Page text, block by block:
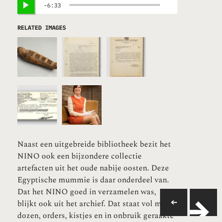
6:33
RELATED IMAGES
Naast een uitgebreide bibliotheek bezit het
NINO ook een bijzondere collectie
artefacten uit het oude nabije oosten. Deze
Egyptische mummie is daar onderdeel van.
Dat het NINO goed in verzamelen was,
blijkt ook uit het archief. Dat staat vol met
dozen, orders, kistjes en in onbruik geraakte